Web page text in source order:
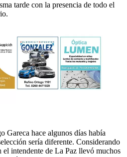
tarde con la presencia de todo el
Gareca hace algunos días había
sería diferente. Considerando
intendente de La Paz llevó muchos